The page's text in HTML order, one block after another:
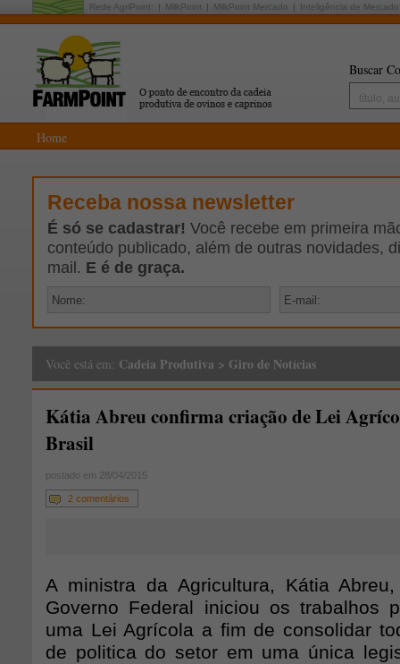
Rede AgriPoint: MilkPoint MilkPoint Mercado Inteligência de Mercado
Buscar
Home
Receba nossa newsletter
É só se cadastrar! Você recebe em primeira
conteúdo publicado, além de outras novidades,
mail. E é de graça.
Você está em: Cadeia Produtiva > Giro de Notícias
Kátia Abreu confirma criação de Lei
Brasil
postado em 28/04/2015
2 comentários
A ministra da Agricultura, Kátia
Governo Federal iniciou os trabalhos
uma Lei Agrícola a fim de consolidar
de politica do setor em uma única